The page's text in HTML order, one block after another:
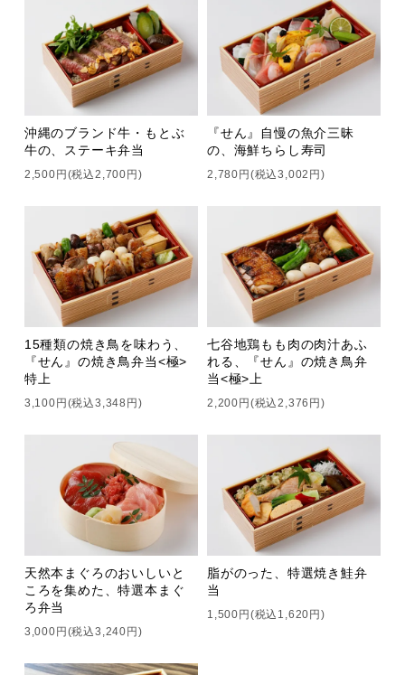
沖縄のブランド牛・もとぶ
牛の、ステーキ弁当
2,500円(税込2,700円)
『せん』自慢の魚介三昧
の、海鮮ちらし寿司
2,780円(税込3,002円)
15種類の焼き鳥を味わう、
『せん』の焼き鳥弁当<極>
特上
3,100円(税込3,348円)
七谷地鶏もも肉の肉汁あふ
れる、『せん』の焼き鳥弁
当<極>上
2,200円(税込2,376円)
天然本まぐろのおいしいと
ころを集めた、特選本まぐ
ろ弁当
3,000円(税込3,240円)
脂がのった、特選焼き鮭弁
当
1,500円(税込1,620円)